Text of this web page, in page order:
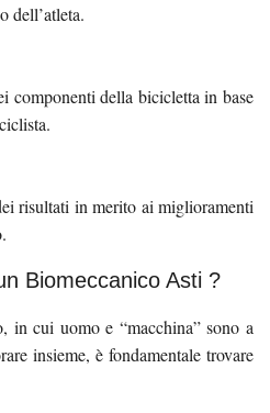
dell’atleta.
componenti della bicicletta in base
risultati in merito ai miglioramenti
Biomeccanico Asti ?
in cui uomo e “macchina” sono a
insieme, è fondamentale trovare